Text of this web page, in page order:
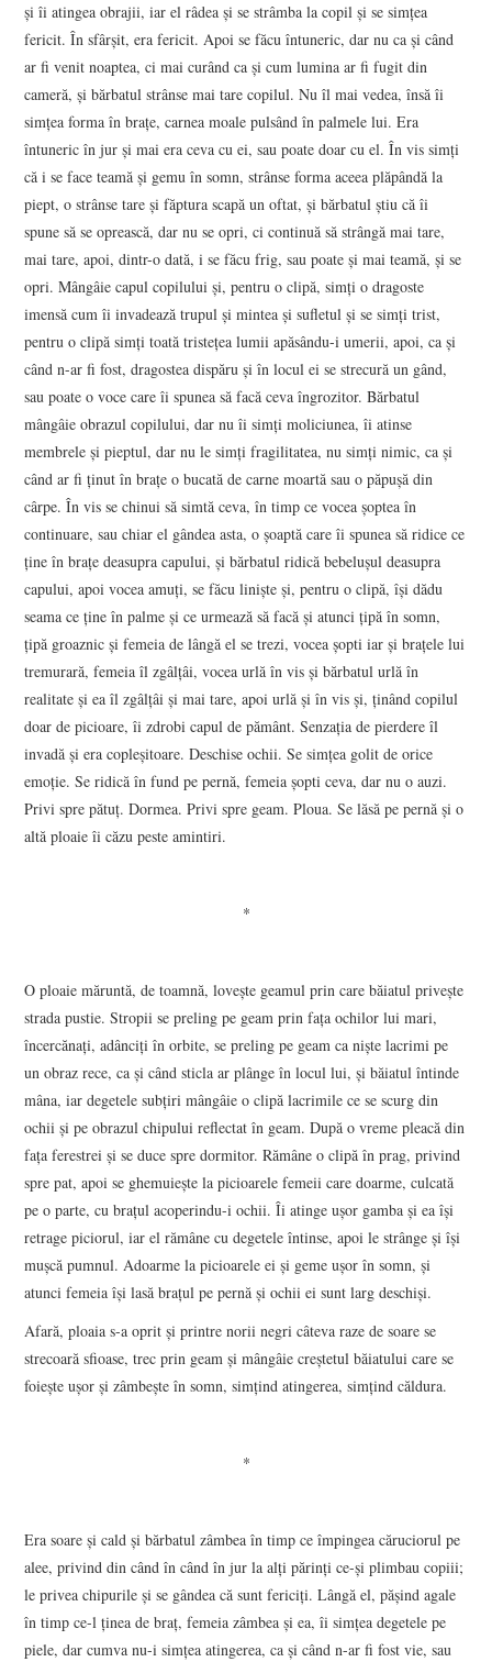
şi îi atingea obrajii, iar el râdea şi se strâmba la copil şi se simţea
fericit. În sfârşit, era fericit. Apoi se făcu întuneric, dar nu ca şi când
ar fi venit noaptea, ci mai curând ca şi cum lumina ar fi fugit din
cameră, şi bărbatul strânse mai tare copilul. Nu îl mai vedea, însă îi
simţea forma în braţe, carnea moale pulsând în palmele lui. Era
întuneric în jur şi mai era ceva cu ei, sau poate doar cu el. În vis simţi
că i se face teamă şi gemu în somn, strânse forma aceea plăpândă la
piept, o strânse tare şi făptura scapă un oftat, şi bărbatul ştiu că îi
spune să se oprească, dar nu se opri, ci continuă să strângă mai tare,
mai tare, apoi, dintr-o dată, i se făcu frig, sau poate şi mai teamă, şi se
opri. Mângâie capul copilului şi, pentru o clipă, simţi o dragoste
imensă cum îi invadează trupul şi mintea şi sufletul şi se simţi trist,
pentru o clipă simţi toată tristeţea lumii apăsându-i umerii, apoi, ca şi
când n-ar fi fost, dragostea dispăru şi în locul ei se strecură un gând,
sau poate o voce care îi spunea să facă ceva îngrozitor. Bărbatul
mângâie obrazul copilului, dar nu îi simţi moliciunea, îi atinse
membrele şi pieptul, dar nu le simţi fragilitatea, nu simţi nimic, ca şi
când ar fi ţinut în braţe o bucată de carne moartă sau o păpuşă din
cârpe. În vis se chinui să simtă ceva, în timp ce vocea şoptea în
continuare, sau chiar el gândea asta, o şoaptă care îi spunea să ridice ce
ţine în braţe deasupra capului, şi bărbatul ridică bebeluşul deasupra
capului, apoi vocea amuţi, se făcu linişte şi, pentru o clipă, îşi dădu
seama ce ţine în palme şi ce urmează să facă şi atunci ţipă în somn,
ţipă groaznic şi femeia de lângă el se trezi, vocea şopti iar şi braţele lui
tremurară, femeia îl zgâlţâi, vocea urlă în vis şi bărbatul urlă în
realitate şi ea îl zgâlţâi şi mai tare, apoi urlă şi în vis şi, ţinând copilul
doar de picioare, îi zdrobi capul de pământ. Senzaţia de pierdere îl
invadă şi era copleşitoare. Deschise ochii. Se simţea golit de orice
emoţie. Se ridică în fund pe pernă, femeia şopti ceva, dar nu o auzi.
Privi spre pătuţ. Dormea. Privi spre geam. Ploua. Se lăsă pe pernă şi o
altă ploaie îi căzu peste amintiri.
*
O ploaie măruntă, de toamnă, loveşte geamul prin care băiatul priveşte
strada pustie. Stropii se preling pe geam prin faţa ochilor lui mari,
încercănaţi, adânciţi în orbite, se preling pe geam ca nişte lacrimi pe
un obraz rece, ca şi când sticla ar plânge în locul lui, şi băiatul întinde
mâna, iar degetele subţiri mângâie o clipă lacrimile ce se scurg din
ochii şi pe obrazul chipului reflectat în geam. După o vreme pleacă din
faţa ferestrei şi se duce spre dormitor. Rămâne o clipă în prag, privind
spre pat, apoi se ghemuieşte la picioarele femeii care doarme, culcată
pe o parte, cu braţul acoperindu-i ochii. Îi atinge uşor gamba şi ea îşi
retrage piciorul, iar el rămâne cu degetele întinse, apoi le strânge şi îşi
muşcă pumnul. Adoarme la picioarele ei şi geme uşor în somn, şi
atunci femeia îşi lasă braţul pe pernă şi ochii ei sunt larg deschişi.
Afară, ploaia s-a oprit şi printre norii negri câteva raze de soare se
strecoară sfioase, trec prin geam şi mângâie creştetul băiatului care se
foieşte uşor şi zâmbeşte în somn, simţind atingerea, simţind căldura.
*
Era soare şi cald şi bărbatul zâmbea în timp ce împingea căruciorul pe
alee, privind din când în când în jur la alţi părinţi ce-şi plimbau copiii;
le privea chipurile şi se gândea că sunt fericiţi. Lângă el, păşind agale
în timp ce-l ţinea de braţ, femeia zâmbea şi ea, îi simţea degetele pe
piele, dar cumva nu-i simţea atingerea, ca şi când n-ar fi fost vie, sau